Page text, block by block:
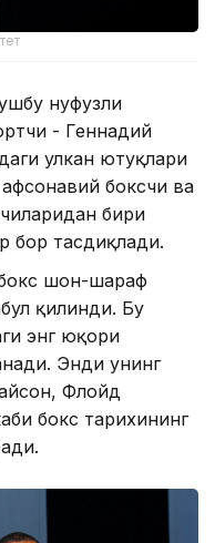
нуфузли
- Геннадий
улкан ютуқлари
боксчи ва
бири
бор тасдиқлади.
шон-шараф
қилинди. Бу
энг юқори
Энди унинг
Флойд
бокс тарихининг